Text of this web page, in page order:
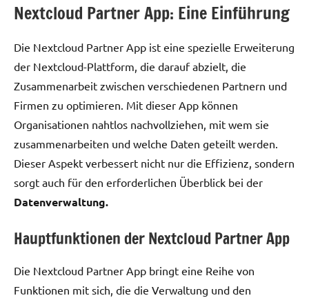
Nextcloud Partner App: Eine Einführung
Die Nextcloud Partner App ist eine spezielle Erweiterung
der Nextcloud-Plattform, die darauf abzielt, die
Zusammenarbeit zwischen verschiedenen Partnern und
Firmen zu optimieren. Mit dieser App können
Organisationen nahtlos nachvollziehen, mit wem sie
zusammenarbeiten und welche Daten geteilt werden.
Dieser Aspekt verbessert nicht nur die Effizienz, sondern
sorgt auch für den erforderlichen Überblick bei der
Datenverwaltung.
Hauptfunktionen der Nextcloud Partner App
Die Nextcloud Partner App bringt eine Reihe von
Funktionen mit sich, die die Verwaltung und den